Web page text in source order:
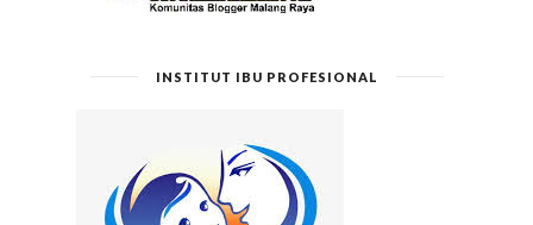
INSTITUT IBU PROFESIONAL